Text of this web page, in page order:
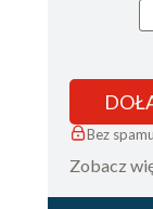
Bez
Zobacz